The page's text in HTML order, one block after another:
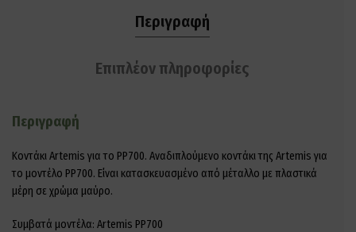
Περιγραφή
Επιπλέον πληροφορίες
Περιγραφή
Κοντάκι Artemis για το PP700. Αναδιπλούμενο κοντάκι της Artemis για
το μοντέλο PP700. Είναι κατασκευασμένο από μέταλλο με πλαστικά
μέρη σε χρώμα μαύρο.
Συμβατά μοντέλα: Artemis PP700